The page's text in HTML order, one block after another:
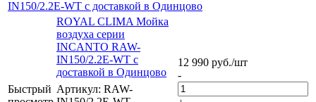
IN150/2.2E-WT с доставкой в Одинцово
Быстрый
ROYAL CLIMA Мойка
воздуха серии
INCANTO RAW-
IN150/2.2E-WT с
доставкой в Одинцово
Артикул: RAW-
12 990 руб./шт
-